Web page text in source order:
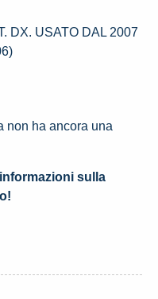
DX. USATO DAL 2007
non ha ancora una
sulla